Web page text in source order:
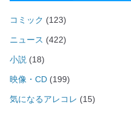
コミック (123)
ニュース (422)
小説 (18)
映像・CD (199)
気になるアレコレ (15)